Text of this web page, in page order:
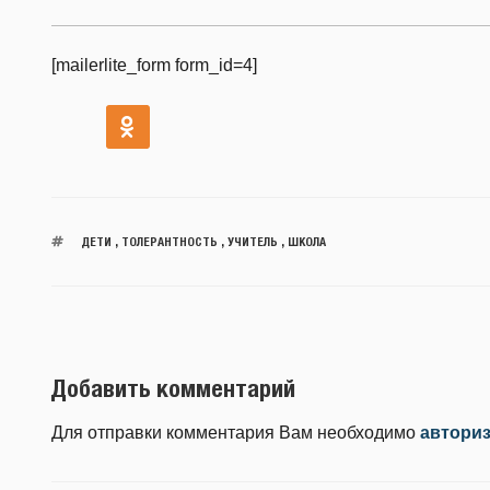
[mailerlite_form form_id=4]
ДЕТИ , ТОЛЕРАНТНОСТЬ , УЧИТЕЛЬ , ШКОЛА
Добавить комментарий
Для отправки комментария Вам необходимо